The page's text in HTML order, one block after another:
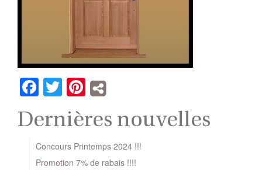
Facebook
TwitterPinterest
Dernières nouvelles
Concours Printemps 2024 !!!
Promotion 7% de rabais !!!!